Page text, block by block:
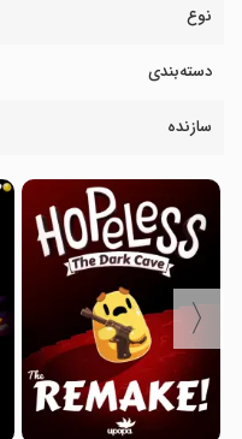
نوع
دسته‌بندی
سازنده
〈